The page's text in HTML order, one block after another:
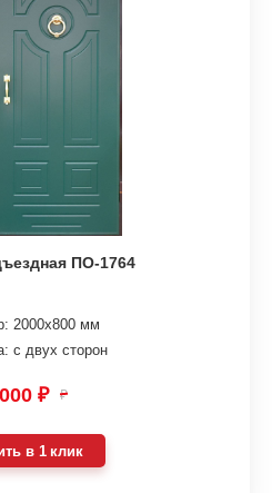
ПО-1764
2000х800 мм
с двух сторон
₽ ₽
в 1 клик